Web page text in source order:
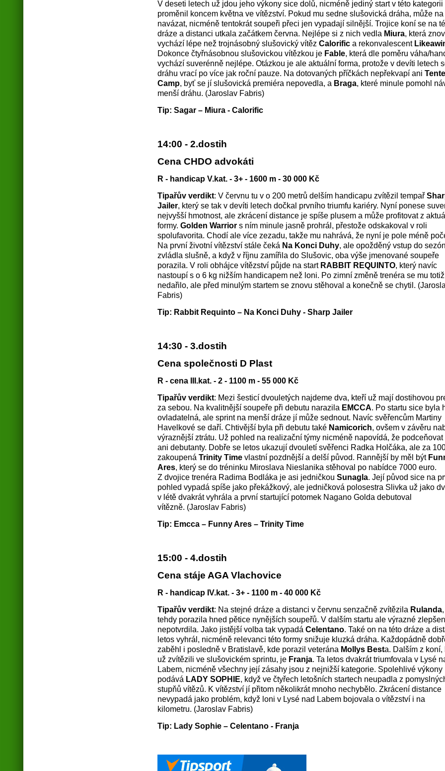
V deseti letech už jdou jeho výkony sice dolů, nicméně jediný start v této kategorii
proměnil koncem května ve vítězství. Pokud mu sedne slušovická dráha, může na
navázat, nicméně tentokrát soupeři přeci jen vypadají silnější. Trojice koní se na
dráze a distanci utkala začátkem června. Nejlépe si z nich vedla Miura, která
vychází lépe než trojnásobný slušovický vítěz Calorific a rekonvalescent
Dokonce čtyřnásobnou slušovickou vítězkou je Fable, která dle poměru váha/
vychází suverénně nejlépe. Otázkou je ale aktuální forma, protože v devíti letech
dráhu vrací po více jak roční pauze. Na dotovaných příčkách nepřekvapí ani
Camp, byť se jí slušovická premiéra nepovedla, a Braga, které minule pomohl
menší dráhu. (Jaroslav Fabris)
Tip: Sagar – Miura - Calorific
14:00 - 2.dostih
Cena CHDO advokáti
R - handicap V.kat. - 3+ - 1600 m - 30 000 Kč
Tipařův verdikt: V červnu tu v o 200 metrů delším handicapu zvítězil tempař
Jailer, který se tak v devíti letech dočkal prvního triumfu kariéry. Nyní ponese
nejvyšší hmotnost, ale zkrácení distance je spíše plusem a může profitovat z
formy. Golden Warrior s ním minule jasně prohrál, přestože odskakoval v roli
spolufavorita. Chodí ale více zezadu, takže mu nahrává, že nyní je pole méně
Na první životní vítězství stále čeká Na Konci Duhy, ale opožděný vstup do
zvládla slušně, a když v říjnu zamířila do Slušovic, oba výše jmenované soupeře
porazila. V roli obhájce vítězství půjde na start RABBIT REQUINTO, který navíc
nastoupí s o 6 kg nižším handicapem než loni. Po zimní změně trenéra se mu totiž
nedařilo, ale před minulým startem se znovu stěhoval a konečně se chytil.
Fabris)
Tip: Rabbit Requinto – Na Konci Duhy - Sharp Jailer
14:30 - 3.dostih
Cena společnosti D Plast
R - cena III.kat. - 2 - 1100 m - 55 000 Kč
Tipařův verdikt: Mezi šesticí dvouletých najdeme dva, kteří už mají dostihovou
za sebou. Na kvalitnější soupeře při debutu narazila EMCCA. Po startu sice byla
ovladatelná, ale sprint na menší dráze jí může sednout. Navíc svěřencům Martiny
Havelkové se daří. Chtivější byla při debutu také Namicorich, ovšem v závěru
výraznější ztrátu. Už pohled na realizační týmy nicméně napovídá, že podceňovat
ani debutanty. Dobře se letos ukazují dvouletí svěřenci Radka Holčáka, ale za
zakoupená Trinity Time vlastní pozdnější a delší původ. Rannější by měl být
Ares, který se do tréninku Miroslava Nieslanika stěhoval po nabídce 7000 euro.
Z dvojice trenéra Radima Bodláka je asi jedničkou Sunagla. Její původ sice na
pohled vypadá spíše jako překážkový, ale jedničková polosestra Slivka už jako
v létě dvakrát vyhrála a první startující potomek Nagano Golda debutoval
vítězně. (Jaroslav Fabris)
Tip: Emcca – Funny Ares – Trinity Time
15:00 - 4.dostih
Cena stáje AGA Vlachovice
R - handicap IV.kat. - 3+ - 1100 m - 40 000 Kč
Tipařův verdikt: Na stejné dráze a distanci v červnu senzačně zvítězila Rulanda
tehdy porazila hned pětice nynějších soupeřů. V dalším startu ale výrazné
nepotvrdila. Jako jistější volba tak vypadá Celentano. Také on na této dráze a
letos vyhrál, nicméně relevanci této formy snižuje kluzká dráha. Každopádně
zaběhl i posledně v Bratislavě, kde porazil veterána Mollys Besta. Dalším z koní,
už zvítězili ve slušovickém sprintu, je Franja. Ta letos dvakrát triumfovala v Lysé
Labem, nicméně všechny její zásahy jsou z nejnižší kategorie. Spolehlivé výkony
podává LADY SOPHIE, když ve čtyřech letošních startech neupadla z
stupňů vítězů. K vítězství jí přitom několikrát mnoho nechybělo. Zkrácení distance
nevypadá jako problém, když loni v Lysé nad Labem bojovala o vítězství i na
kilometru. (Jaroslav Fabris)
Tip: Lady Sophie – Celentano - Franja